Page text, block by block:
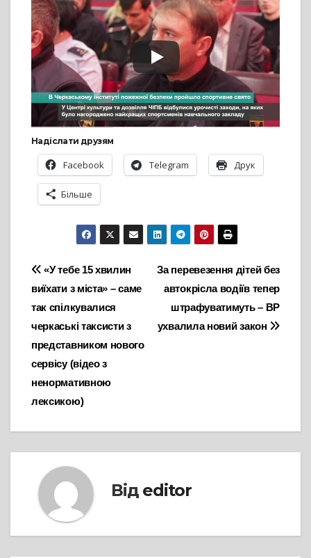
Надіслати друзям
Facebook Telegram Друк
Більше
Навігація
записів
За перевезення дітей без
автокрісла водіїв тепер
штрафуватимуть – ВР
ухвалила новий закон
«У тебе 15 хвилин
виїхати з міста» – саме
так спілкувалися
черкаські таксисти з
представником нового
сервісу (відео з
ненормативною
лексикою)
Від editor